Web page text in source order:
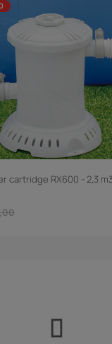
cartridge RX600 - 2,3